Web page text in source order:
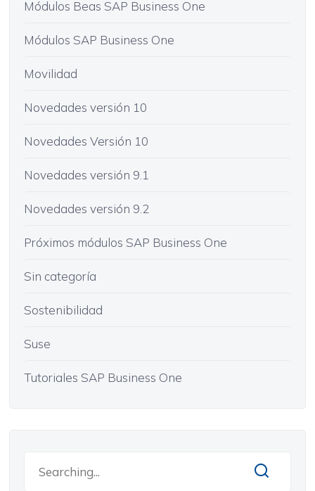
Módulos Beas SAP Business One
Módulos SAP Business One
Movilidad
Novedades versión 10
Novedades Versión 10
Novedades versión 9.1
Novedades versión 9.2
Próximos módulos SAP Business One
Sin categoría
Sostenibilidad
Suse
Tutoriales SAP Business One